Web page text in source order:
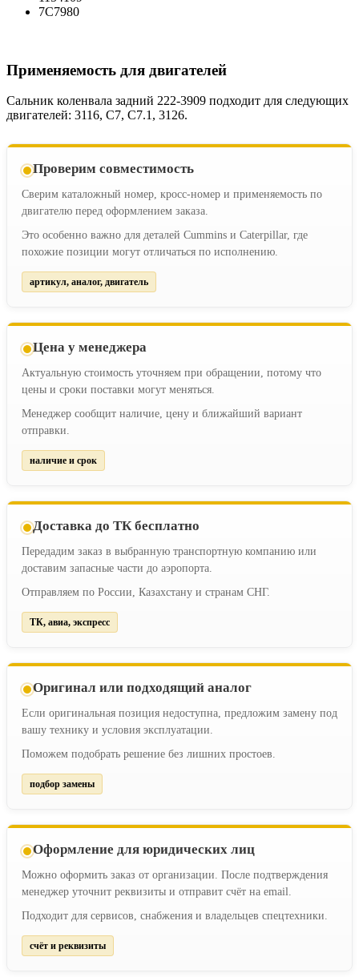
7C7980
Применяемость для двигателей
Сальник коленвала задний 222-3909 подходит для следующих
двигателей: 3116, C7, C7.1, 3126.
Проверим совместимость
Сверим каталожный номер, кросс-номер и применяемость по
двигателю перед оформлением заказа.
Это особенно важно для деталей Cummins и Caterpillar, где
похожие позиции могут отличаться по исполнению.
артикул, аналог, двигатель
Цена у менеджера
Актуальную стоимость уточняем при обращении, потому что
цены и сроки поставки могут меняться.
Менеджер сообщит наличие, цену и ближайший вариант
отправки.
наличие и срок
Доставка до ТК бесплатно
Передадим заказ в выбранную транспортную компанию или
доставим запасные части до аэропорта.
Отправляем по России, Казахстану и странам СНГ.
ТК, авиа, экспресс
Оригинал или подходящий аналог
Если оригинальная позиция недоступна, предложим замену под
вашу технику и условия эксплуатации.
Поможем подобрать решение без лишних простоев.
подбор замены
Оформление для юридических лиц
Можно оформить заказ от организации. После подтверждения
менеджер уточнит реквизиты и отправит счёт на email.
Подходит для сервисов, снабжения и владельцев спецтехники.
счёт и реквизиты